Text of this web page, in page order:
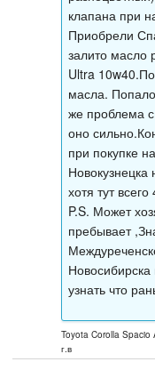
клапана при
Приобрели
залито масло
Ultra
масла.
же проблема
оно
при покупке
Новокузнецка
хотя тут
P.S. Может
пребывает
узнать что
Toyota Corolla
г.в